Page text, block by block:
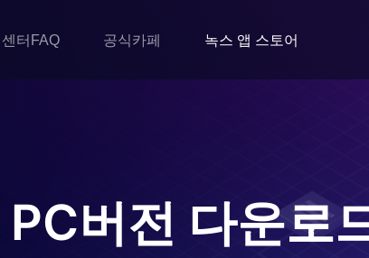
터FAQ 공식카페 녹스 앱 스토어
PC버전 다운로